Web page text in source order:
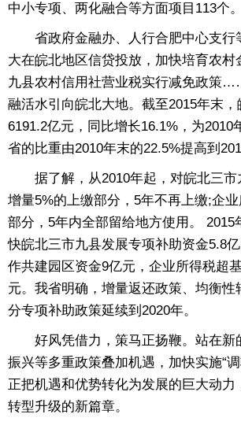
中小专项、两化融合等方面项目113个。
省政府金融办、人行合肥中心支行
大在皖北地区信贷投放，加快培育农村
九县农村信用社营业税实行减免政策
融活水引向皖北大地。截至2015年末
6191.2亿元，同比增长16.1%，为2010
省的比重由2010年末的22.5%提高到
据了解，从2010年起，对皖北三市
增量5%的上缴部分，5年不再上缴;企
部分，5年内全部留给地方使用。 2015
快皖北三市九县发展专项补助资金5.8
作共建园区资金9亿元，企业所得税超
元。我省明确，增量返还政策、均衡性
分专项补助政策延续到2020年。
好风凭借力，策马正扬鞭。站在新
振兴等多重政策叠加机遇，加快实施“
正把机遇和优势转化为发展的巨大动力
转型升级的新篇章。